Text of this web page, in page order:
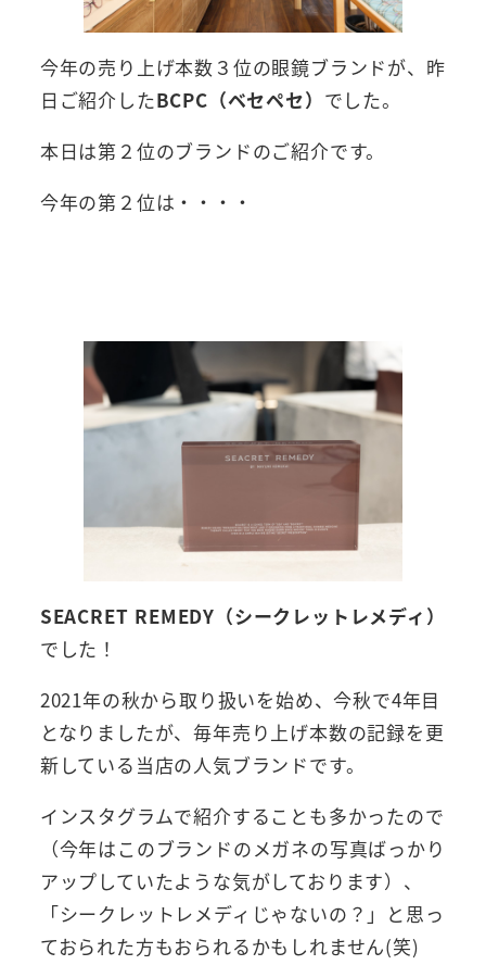
今年の売り上げ本数３位の眼鏡ブランドが、昨
日ご紹介したBCPC（ベセペセ） でした。
本日は第２位のブランドのご紹介です。
今年の第２位は・・・・
SEACRET REMEDY（シークレットレメディ）
でした！
2021年の秋から取り扱いを始め、今秋で4年目
となりましたが、毎年売り上げ本数の記録を更
新している当店の人気ブランドです。
インスタグラムで紹介することも多かったので
（今年はこのブランドのメガネの写真ばっかり
アップしていたような気がしております）、
「シークレットレメディじゃないの？」と思っ
ておられた方もおられるかもしれません(笑)